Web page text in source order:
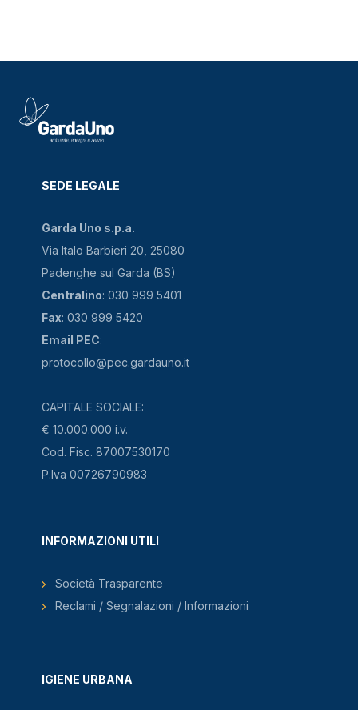
SEDE LEGALE
Garda Uno s.p.a.
Via Italo Barbieri 20, 25080
Padenghe sul Garda (BS)
Centralino: 030 999 5401
Fax: 030 999 5420
Email PEC:
protocollo@pec.gardauno.it
CAPITALE SOCIALE:
€ 10.000.000 i.v.
Cod. Fisc. 87007530170
P.Iva 00726790983
IGIENE URBANA
INFORMAZIONI UTILI
Società Trasparente
Reclami / Segnalazioni / Informazioni